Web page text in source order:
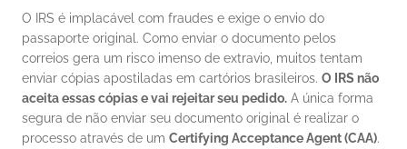
O IRS é implacável com fraudes e exige o envio do
passaporte original. Como enviar o documento pelos
correios gera um risco imenso de extravio, muitos tentam
enviar cópias apostiladas em cartórios brasileiros. O IRS não
aceita essas cópias e vai rejeitar seu pedido. A única forma
segura de não enviar seu documento original é realizar o
processo através de um Certifying Acceptance Agent (CAA).